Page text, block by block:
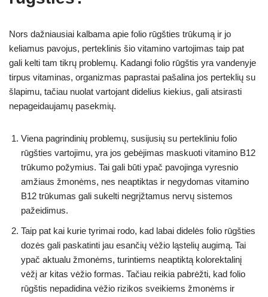
Nors dažniausiai kalbama apie folio rūgšties trūkumą ir jo
keliamus pavojus, perteklinis šio vitamino vartojimas taip pat
gali kelti tam tikrų problemų. Kadangi folio rūgštis yra vandenyje
tirpus vitaminas, organizmas paprastai pašalina jos perteklių su
šlapimu, tačiau nuolat vartojant didelius kiekius, gali atsirasti
nepageidaujamų pasekmių.
Viena pagrindinių problemų, susijusių su pertekliniu folio
rūgšties vartojimu, yra jos gebėjimas maskuoti vitamino B12
trūkumo požymius. Tai gali būti ypač pavojinga vyresnio
amžiaus žmonėms, nes neaptiktas ir negydomas vitamino
B12 trūkumas gali sukelti negrįžtamus nervų sistemos
pažeidimus.
Taip pat kai kurie tyrimai rodo, kad labai didelės folio rūgšties
dozės gali paskatinti jau esančių vėžio ląstelių augimą. Tai
ypač aktualu žmonėms, turintiems neaptiktą kolorektalinį
vėžį ar kitas vėžio formas. Tačiau reikia pabrėžti, kad folio
rūgštis nepadidina vėžio rizikos sveikiems žmonėms ir